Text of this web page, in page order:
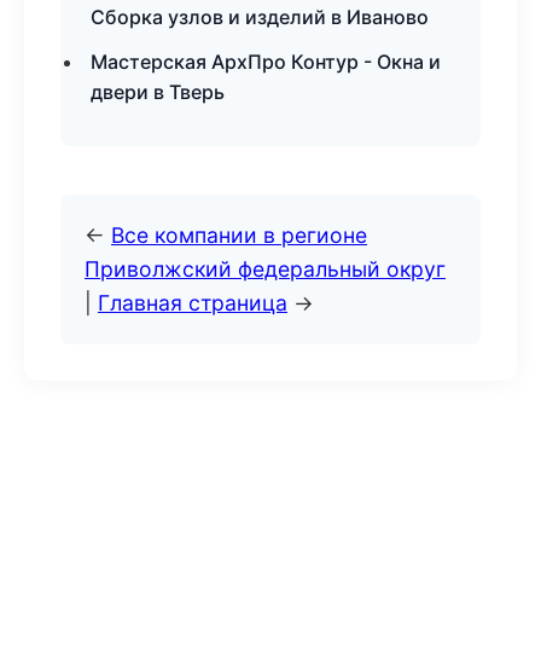
Сборка узлов и изделий в Иваново
Мастерская АрхПро Контур - Окна и
двери в Тверь
← Все компании в регионе
Приволжский федеральный округ
Главная страница →